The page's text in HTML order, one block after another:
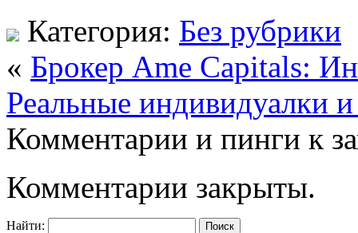
Категория: Без рубрики
« Брокер Ame Capitals:
Реальные индивидуалки
Комментарии и пинги к
Комментарии закрыты.
Найти: